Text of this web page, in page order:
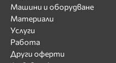
Машини и оборудване
Материали
Услуги
Работа
Други оферти